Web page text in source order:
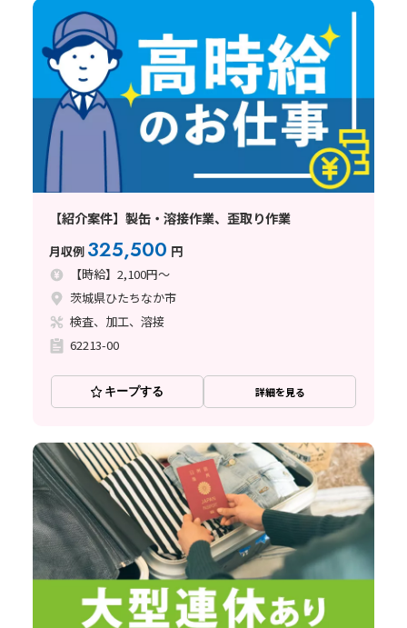
【紹介案件】製缶・溶接作業、歪取り作業
月収例 325,500 円
【時給】2,100円～
茨城県ひたちなか市
検査、加工、溶接
62213-00
キープする 詳細を見る